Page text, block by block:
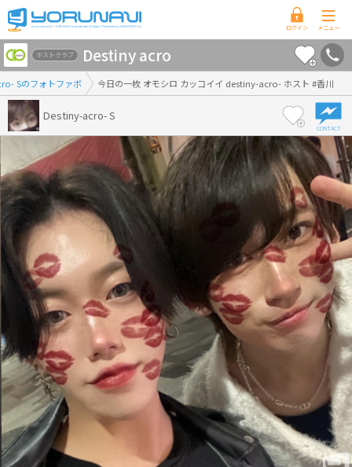
香
川
県
版
Sのフォトファボ 今日の一枚 オモシロ カッコイイ destiny-acro- ホスト #香川
ホストクラブ Destiny acro
Destiny-acro- S